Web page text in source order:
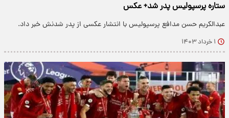
ستاره پرسپولیس پدر شد+ عکس
عبدالکریم حسن مدافع پرسپولیس با انتشار عکسی از پدر شدنش خبر داد.
۱ خرداد ۱۴۰۳